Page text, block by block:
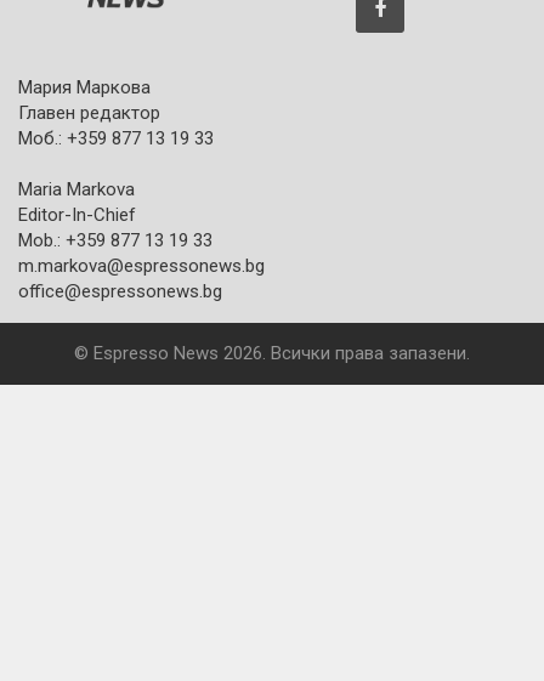
Мария Маркова
Главен редактор
Моб.: +359 877 13 19 33
Maria Markova
Editor-In-Chief
Mob.: +359 877 13 19 33
m.markova@espressonews.bg
office@espressonews.bg
© Espresso News 2026. Всички права запазени.